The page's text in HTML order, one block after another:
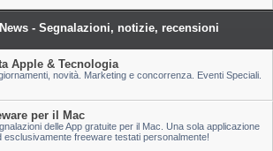
- Segnalazioni, notizie, recensioni
Apple & Tecnologia
novità. Marketing e concorrenza. Eventi Speciali.
per il Mac
delle App gratuite per il Mac. Una sola applicazione
esclusivamente freeware testati personalmente!